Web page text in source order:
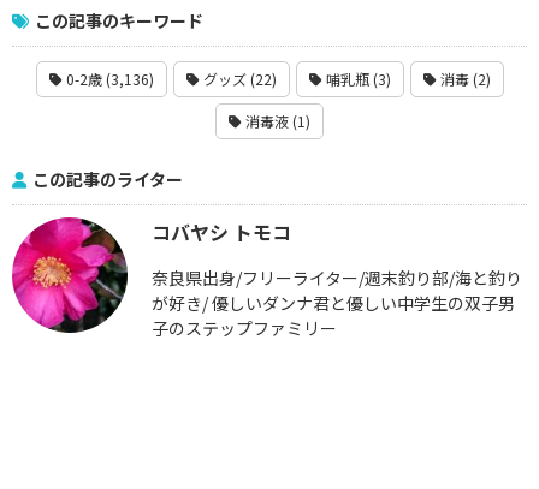
この記事のキーワード
0-2歳 (3,136) グッズ (22) 哺乳瓶 (3) 消毒 (2)
消毒液 (1)
この記事のライター
コバヤシ トモコ
奈良県出身/フリーライター/週末釣り部/海と釣り
が好き/ 優しいダンナ君と優しい中学生の双子男
子のステップファミリー